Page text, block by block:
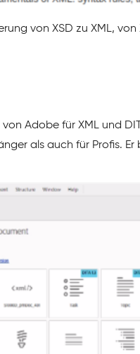
von XSD zu XML, von
von Adobe für XML und
als auch für Profis.